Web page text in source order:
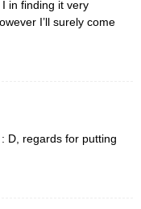
in finding it very
I’ll surely come
D, regards for putting